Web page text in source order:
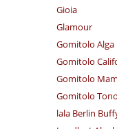
Gioia
Glamour
Gomitolo Alga
Gomitolo
Gomitolo
Gomitolo Tono
lala Berlin